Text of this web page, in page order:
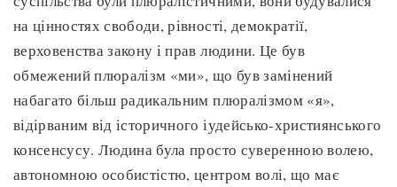
на цінностях свободи, рівності, демократії,
верховенства закону і прав людини. Це був
обмежений плюралізм «ми», що був замінений
набагато більш радикальним плюралізмом «я»,
відірваним від історичного іудейсько-християнського
консенсусу. Людина була просто суверенною волею,
автономною особистістю, центром волі, що має